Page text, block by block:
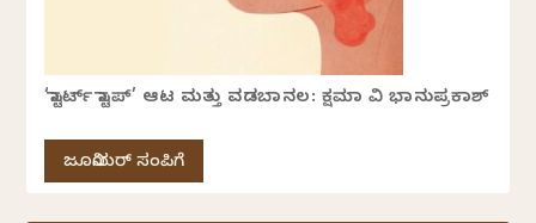
‘ಸ್ಟಾರ್ಟ್ ಸ್ಟಾಪ್’ ಆಟ ಮತ್ತು ವಡಬಾನಲ: ಕ್ಷಮಾ ವಿ ಭಾನುಪ್ರಕಾಶ್
ಜೂನಿಯರ್ ಸಂಪಿಗೆ